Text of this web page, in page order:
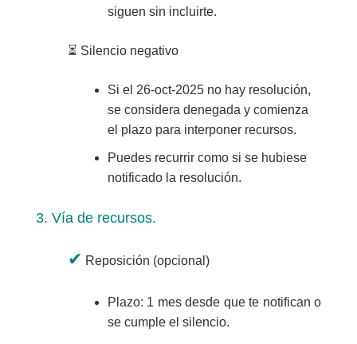
siguen sin incluirte.
⏳ Silencio negativo
Si el 26-oct-2025 no hay resolución,
se considera denegada y comienza
el plazo para interponer recursos.
Puedes recurrir como si se hubiese
notificado la resolución.
3. Vía de recursos.
✔ Reposición (opcional)
Plazo: 1 mesdesde que te notifican o
se cumple el silencio.